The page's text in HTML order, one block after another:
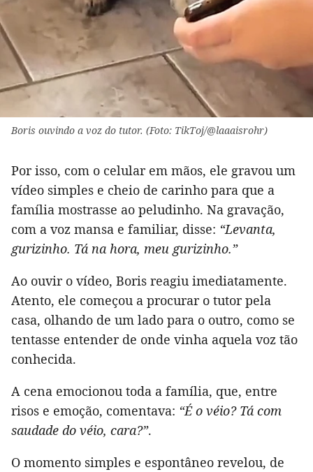
Boris ouvindo a voz do tutor. (Foto: TikToj/@laaaisrohr)
Por isso, com o celular em mãos, ele gravou um
vídeo simples e cheio de carinho para que a
família mostrasse ao peludinho. Na gravação,
com a voz mansa e familiar, disse: “Levanta,
gurizinho. Tá na hora, meu gurizinho.”
Ao ouvir o vídeo, Boris reagiu imediatamente.
Atento, ele começou a procurar o tutor pela
casa, olhando de um lado para o outro, como se
tentasse entender de onde vinha aquela voz tão
conhecida.
A cena emocionou toda a família, que, entre
risos e emoção, comentava: “É o véio? Tá com
saudade do véio, cara?”.
O momento simples e espontâneo revelou, de